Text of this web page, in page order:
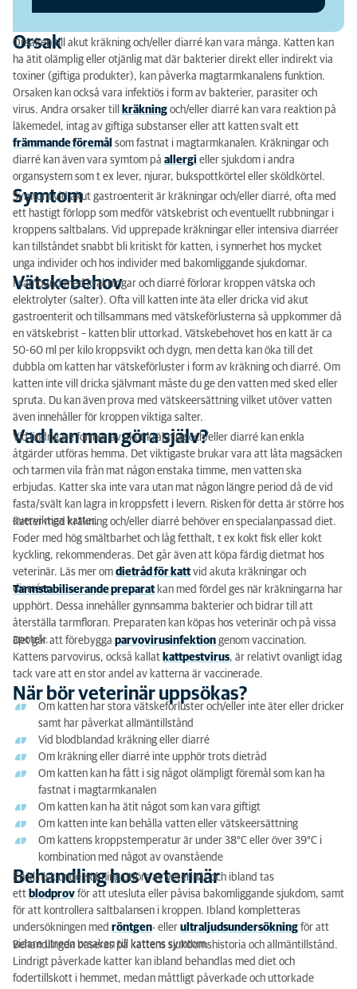
Behandling hos veterinär
Orsak
Orsaken till akut kräkning och/eller diarré kan vara många. Katten kan
ha ätit olämplig eller otjänlig mat där bakterier direkt eller indirekt via
toxiner (giftiga produkter), kan påverka magtarmkanalens funktion.
Orsaken kan också vara infektiös i form av bakterier, parasiter och
virus. Andra orsaker till
kräkning och/eller diarré kan vara reaktion på
läkemedel, intag av giftiga substanser eller att katten svalt ett
främmande föremål som fastnat i magtarmkanalen. Kräkningar och
diarré kan även vara symtom på allergi eller sjukdom i andra
organsystem som t ex lever, njurar, bukspottkörtel eller sköldkörtel.
Symtom
Symtom vid akut gastroenterit är kräkningar och/eller diarré, ofta med
ett hastigt förlopp som medför vätskebrist och eventuellt rubbningar i
kroppens saltbalans. Vid upprepade kräkningar eller intensiva diarréer
kan tillståndet snabbt bli kritiskt för katten, i synnerhet hos mycket
unga individer och hos individer med bakomliggande sjukdomar.
Vätskebehov
I samband med kräkningar och diarré förlorar kroppen vätska och
elektrolyter (salter). Ofta vill katten inte äta eller dricka vid akut
gastroenterit och tillsammans med vätskeförlusterna så uppkommer då
en vätskebrist – katten blir uttorkad. Vätskebehovet hos en katt är ca
50-60 ml per kilo kroppsvikt och dygn, men detta kan öka till det
dubbla om katten har vätskeförluster i form av kräkning och diarré. Om
katten inte vill dricka självmant måste du ge den vatten med sked eller
spruta. Du kan även prova med vätskeersättning vilket utöver vatten
även innehåller för kroppen viktiga salter.
Vad kan man göra själv?
Vid lindrigare former av akut kräkning och/eller diarré kan enkla
åtgärder utföras hemma. Det viktigaste brukar vara att låta magsäcken
och tarmen vila från mat någon enstaka timme, men vatten ska
erbjudas. Katter ska inte vara utan mat någon längre period då de vid
fasta/svält kan lagra in kroppsfett i levern. Risken för detta är större hos
överviktiga katter.
Katter med kräkning och/eller diarré behöver en specialanpassad diet.
Foder med hög smältbarhet och låg fetthalt, t ex kokt fisk eller kokt
kyckling, rekommenderas. Det går även att köpa färdig dietmat hos
veterinär. Läs mer om dietråd för katt vid akuta kräkningar och
diarréer.
Tarmstabiliserande preparat kan med fördel ges när kräkningarna har
upphört. Dessa innehåller gynnsamma bakterier och bidrar till att
återställa tarmfloran. Preparaten kan köpas hos veterinär och på vissa
apotek.
Det går att förebygga parvovirusinfektion genom vaccination.
Kattens parvovirus, också kallat kattpestvirus, är relativt ovanligt idag
tack vare att en stor andel av katterna är vaccinerade.
När bör veterinär uppsökas?
Om katten har stora vätskeförluster och/eller inte äter eller dricker
samt har påverkat allmäntillstånd
Vid blodblandad kräkning eller diarré
Om kräkning eller diarré inte upphör trots dietråd
Om katten kan ha fått i sig något olämpligt föremål som kan ha
fastnat i magtarmkanalen
Om katten kan ha ätit något som kan vara giftigt
Om katten inte kan behålla vatten eller vätskeersättning
Om kattens kroppstemperatur är under 38°C eller över 39°C i
kombination med något av ovanstående
Behandling hos veterinär
En klinisk undersökning utförs av veterinär och ibland tas
ett blodprov för att utesluta eller påvisa bakomliggande sjukdom, samt
för att kontrollera saltbalansen i kroppen. Ibland kompletteras
undersökningen med röntgen- eller ultraljudsundersökning för att
vidare utreda orsaken till kattens symtom.
Behandlingen baseras på kattens sjukdomshistoria och allmäntillstånd.
Lindrigt påverkade katter kan ibland behandlas med diet och
fodertillskott i hemmet, medan måttligt påverkade och uttorkade